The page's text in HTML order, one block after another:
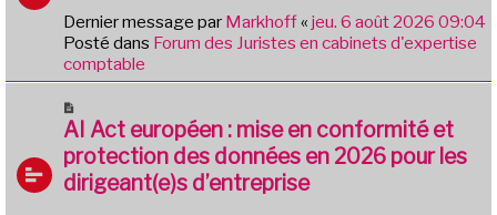
e
a
u
m
s
a
g
Dernier message par Markhoff« jeu. 6 août 2026 09:04
Posté dans Forum des Juristes en cabinets d'expertise
comptable
o
u
v
e
AI Act européen : mise en conformité et
protection des données en 2026 pour les
dirigeant(e)s d’entreprise